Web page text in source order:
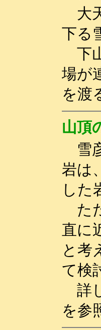
大
下る
下
場が
を渡
山頂
雪
岩は
した
た
直に
と考
て検
詳
を参